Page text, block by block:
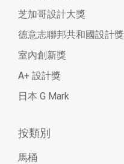
芝加哥設計大獎
德意志聯邦共和國設計獎
室內創新獎
A+ 設計獎
日本 G Mark
按類別
馬桶